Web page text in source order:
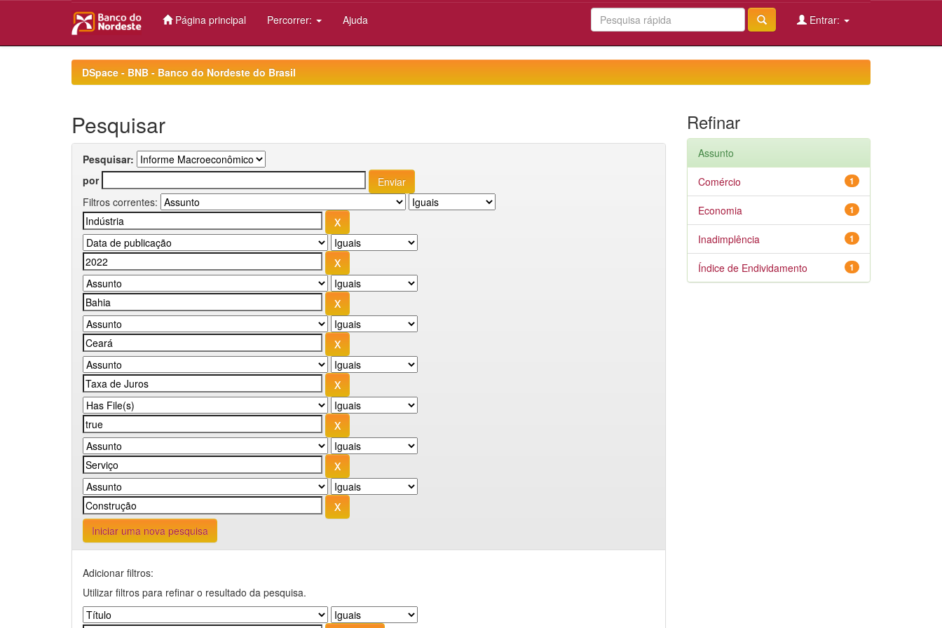
Página principal Percorrer: Ajuda Entrar:
DSpace - BNB - Banco do Nordeste do Brasil
Pesquisar
Pesquisar:
por
Filtros correntes:
Iniciar uma nova pesquisa
Adicionar filtros:
Utilizar filtros para refinar o resultado da pesquisa.
Refinar
Assunto
1
Comércio
1
Economia
1
Inadimplência
1
Índice de Endividamento